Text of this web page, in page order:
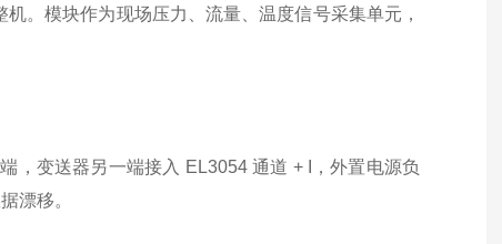
。模块作为现场压力、流量、温度信号采集单元，
，变送器另一端接入 EL3054 通道 + I，外置电源负
漂移。